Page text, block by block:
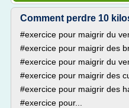
Comment perdre 10
#exercice pour maigrir du
#exercice pour maigrir des
#exercice pour maigrir du
#exercice pour maigrir des
#exercice pour maigrir des
#exercice pour...